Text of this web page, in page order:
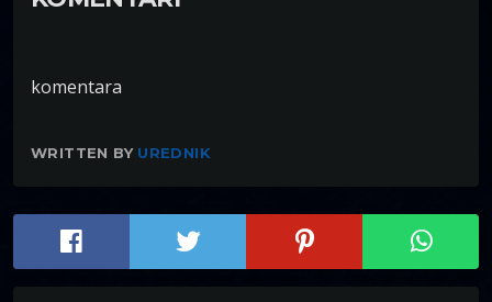
komentara
WRITTEN BY UREDNIK